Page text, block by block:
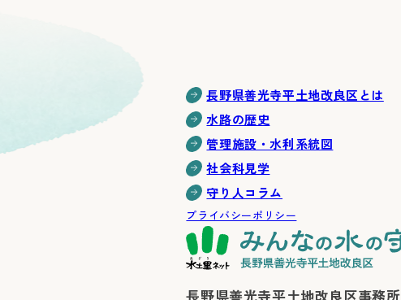
長野県善光寺平土地改良区とは
水路の歴史
管理施設・水利系統図
社会科見学
守り人コラム
プライバシーポリシー
長野県善光寺平土地改良区事務所